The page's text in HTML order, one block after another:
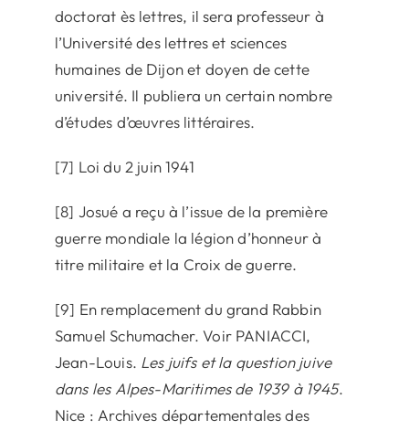
doctorat ès lettres, il sera professeur à
l’Université des lettres et sciences
humaines de Dijon et doyen de cette
université. Il publiera un certain nombre
d’études d’œuvres littéraires.
[7] Loi du 2 juin 1941
[8] Josué a reçu à l’issue de la première
guerre mondiale la légion d’honneur à
titre militaire et la Croix de guerre.
[9] En remplacement du grand Rabbin
Samuel Schumacher. Voir PANIACCI,
Jean-Louis. Les juifs et la question juive
dans les Alpes-Maritimes de 1939 à 1945.
Nice : Archives départementales des